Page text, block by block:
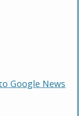
Google News